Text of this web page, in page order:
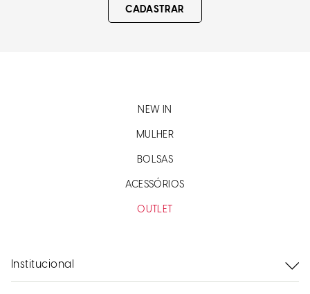
CADASTRAR
NEW IN
MULHER
BOLSAS
ACESSÓRIOS
OUTLET
Institucional